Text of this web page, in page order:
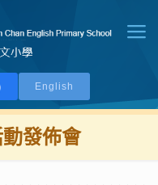
English
發佈會